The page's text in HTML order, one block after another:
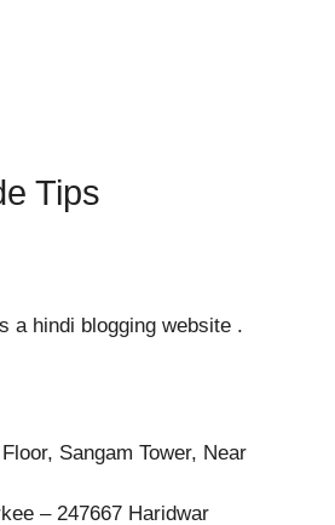
Tips
a hindi blogging website .
Sangam Tower, Near
– 247667 Haridwar